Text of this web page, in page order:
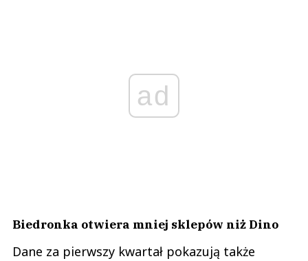
ad
Biedronka otwiera mniej sklepów niż Dino
Dane za pierwszy kwartał pokazują także